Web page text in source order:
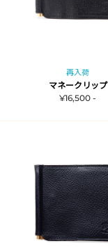
再入荷
マネークリップ
¥16,500 -